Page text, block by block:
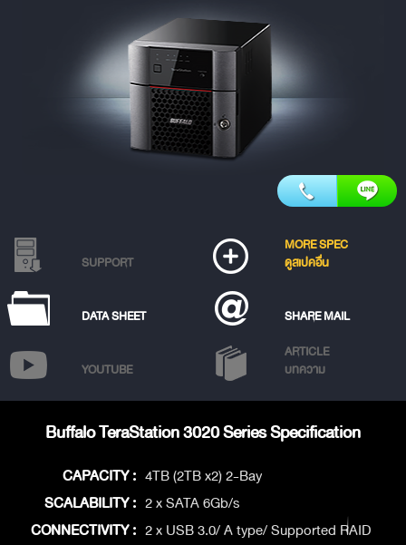
SUPPORT
MORE SPEC
ดูสเปคอื่น
DATA SHEET SHARE MAIL
YOUTUBE
ARTICLE
บทความ
Buffalo TeraStation 3020 Series Specification
CAPACITY : 4TB (2TB x2) 2-Bay
SCALABILITY : 2 x SATA 6Gb/s
CONNECTIVITY : 2 x USB 3.0/ A type/ Supported RAID